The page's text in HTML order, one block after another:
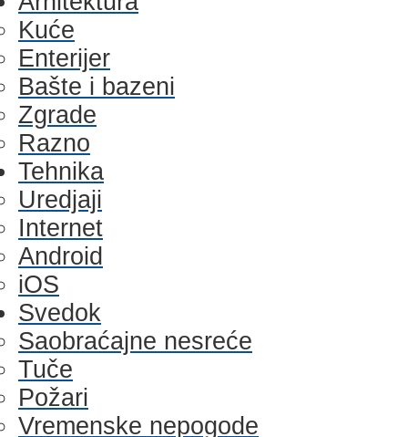
Kuće
Enterijer
Bašte i bazeni
Zgrade
Razno
Tehnika
Uredjaji
Internet
Android
iOS
Svedok
Saobraćajne nesreće
Tuče
Požari
Vremenske nepogode